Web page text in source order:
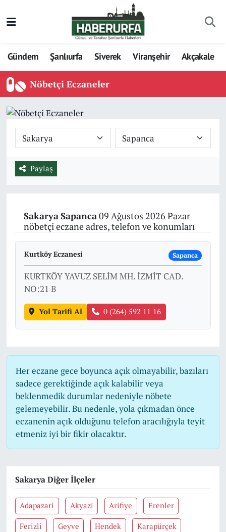
Gündem Şanlıurfa Siverek Viranşehir Akçakale
Nöbetçi Eczaneler
Paylaş
SakaryaSapanca09 Ağustos 2026 Pazar
nöbetçi eczane adres, telefon ve konumları
Kurtköy Eczanesi Sapanca
KURTKÖY YAVUZ SELİM MH. İZMİT CAD.
NO:21 B
Yol Tarifi Al 0 (264) 592 11 16
Her eczane gece boyunca açık olmayabilir, bazıları
sadece gerektiğinde açık kalabilir veya
beklenmedik durumlar nedeniyle nöbete
gelemeyebilir. Bu nedenle, yola çıkmadan önce
eczanenin açık olduğunu telefon aracılığıyla teyit
etmeniz iyi bir fikir olacaktır.
Sakarya Diğer İlçeler
Adapazari Akyazi Arifiye Erenler
Ferizli Geyve Hendek Karapürçek